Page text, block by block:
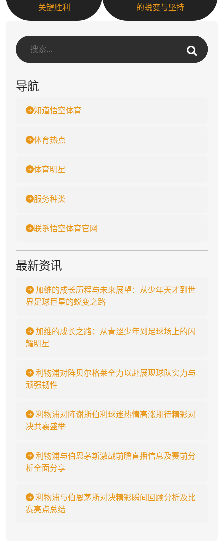
关键胜利
的蜕变与坚持
导航
知道悟空体育
体育热点
体育明星
服务种类
联系悟空体育官网
最新资讯
加维的成长历程与未来展望：从少年天才到世
界足球巨星的蜕变之路
加维的成长之路：从青涩少年到足球场上的闪
耀明星
利物浦对阵贝尔格莱全力以赴展现球队实力与
顽强韧性
利物浦对阵谢斯伯利球迷热情高涨期待精彩对
决共襄盛举
利物浦与伯恩茅斯激战前瞻直播信息及赛前分
析全面分享
利物浦与伯恩茅斯对决精彩瞬间回顾分析及比
赛亮点总结